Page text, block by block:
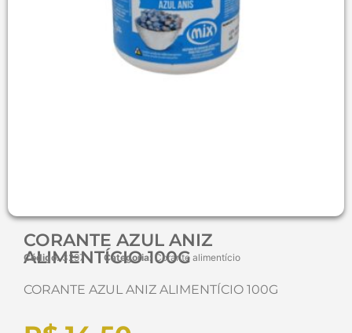
CORANTE AZUL ANIZ
ALIMENTÍCIO 100G
Código:3297 Categoria: Corante alimentício
CORANTE AZUL ANIZ ALIMENTÍCIO 100G